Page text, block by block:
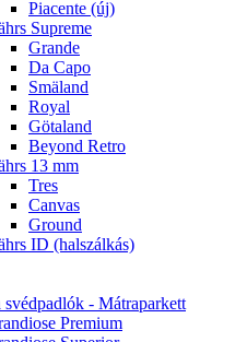
Piacente (új)
Supreme
Grande
Da Capo
Smäland
Royal
Götaland
Beyond Retro
13 mm
Tres
Canvas
Ground
ID (halszálkás)
- Mátraparkett
Premium